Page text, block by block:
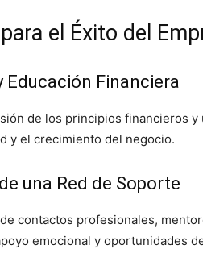
el Éxito del
Educación Financiera
de los principios financieros
y el crecimiento del negocio.
una Red de Soporte
contactos profesionales,
emocional y oportunidades